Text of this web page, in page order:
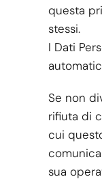
questa
stessi.
I Dati
Se non
rifiuta di
cui
sua